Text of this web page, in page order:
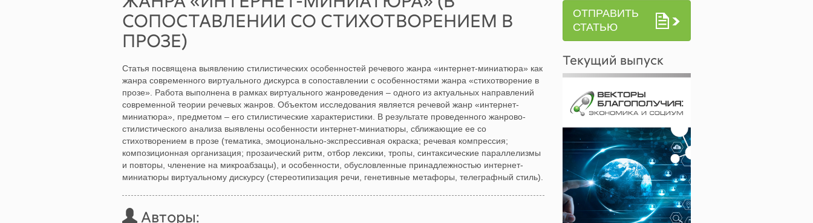
СОПОСТАВЛЕНИИ СО СТИХОТВОРЕНИЕМ В
ПРОЗЕ)
Статья посвящена выявлению стилистических особенностей речевого жанра «интернет-миниатюра» как
жанра современного виртуального дискурса в сопоставлении с особенностями жанра «стихотворение в
прозе». Работа выполнена в рамках виртуального жанроведения – одного из актуальных направлений
современной теории речевых жанров. Объектом исследования является речевой жанр «интернет-
миниатюра», предметом – его стилистические характеристики. В результате проведенного жанрово-
стилистического анализа выявлены особенности интернет-миниатюры, сближающие ее со
стихотворением в прозе (тематика, эмоционально-экспрессивная окраска; речевая компрессия;
композиционная организация; прозаический ритм, отбор лексики, тропы, синтаксические параллелизмы
и повторы, членение на микроабзацы), и особенности, обусловленные принадлежностью интернет-
миниатюры виртуальному дискурсу (стереотипизация речи, генетивные метафоры, телеграфный стиль).
Авторы:
ОТПРАВИТЬ
СТАТЬЮ
Текущий выпуск